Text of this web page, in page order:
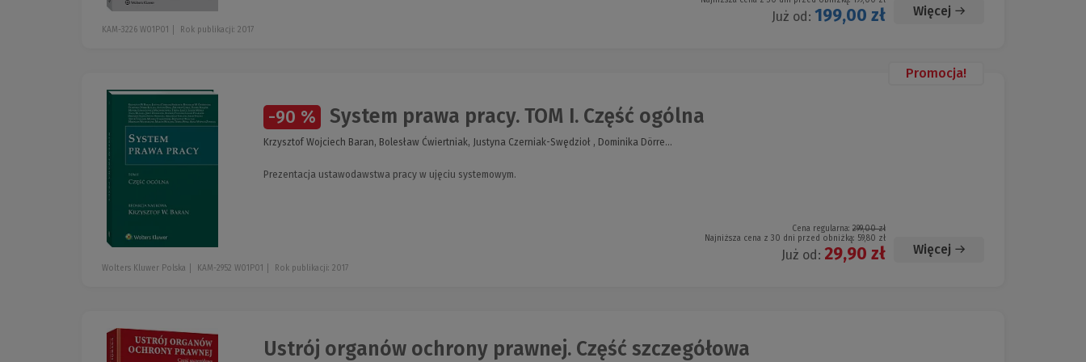
Już od: 199,00 zł Więcej
KAM-3226 W01P01 Rok publikacji: 2017
Promocja!
-90 % System prawa pracy. TOM I. Część ogólna
Krzysztof Wojciech Baran, Bolesław Ćwiertniak, Justyna Czerniak-Swędzioł , Dominika Dörre...
Prezentacja ustawodawstwa pracy w ujęciu systemowym.
Cena regularna: 299,00 zł
Najniższa cena z 30 dni przed obniżką: 59,80 zł
Już od: 29,90 zł Więcej
Wolters Kluwer Polska KAM-2952 W01P01 Rok publikacji: 2017
Ustrój organów ochrony prawnej. Część szczegółowa